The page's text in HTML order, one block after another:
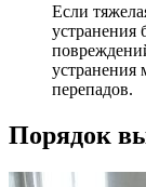
Если
устранения
устранения
перепадов.
Порядок